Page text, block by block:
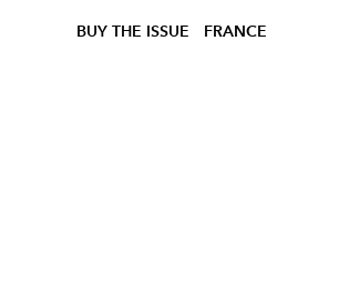
BUY THE ISSUE FRANCE